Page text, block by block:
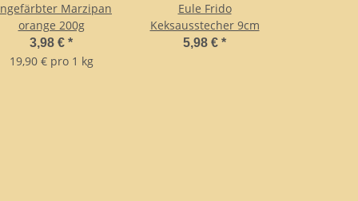
Marzipan
orange 200g
3,98 € *
19,90 € pro 1 kg
Eule Frido
Keksausstecher 9cm
5,98 € *